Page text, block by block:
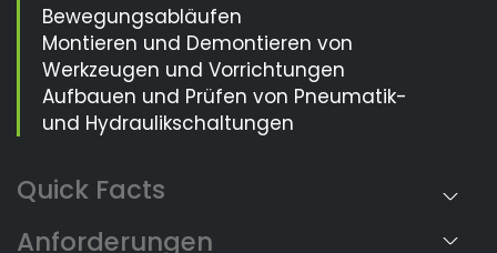
Bewegungsabläufen
Montieren und Demontieren von
Werkzeugen und Vorrichtungen
Aufbauen und Prüfen von Pneumatik-
und Hydraulikschaltungen
Anforderungen